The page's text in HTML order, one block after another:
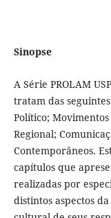
Sinopse
A Série PROLAM
tratam das
Político;
Regional;
Contemporâneos.
capítulos que
realizadas por
distintos aspectos